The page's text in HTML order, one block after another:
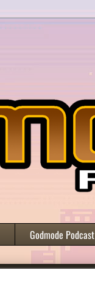
Godmode Podcast